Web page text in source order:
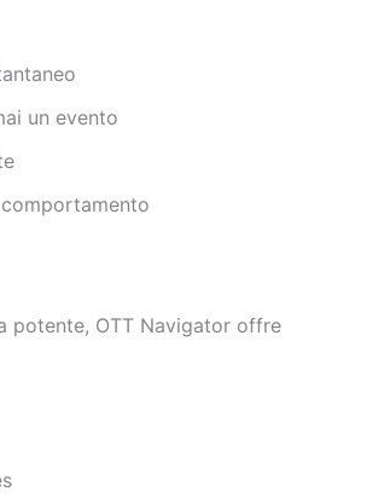
un evento
potente, OTT Navigator offre